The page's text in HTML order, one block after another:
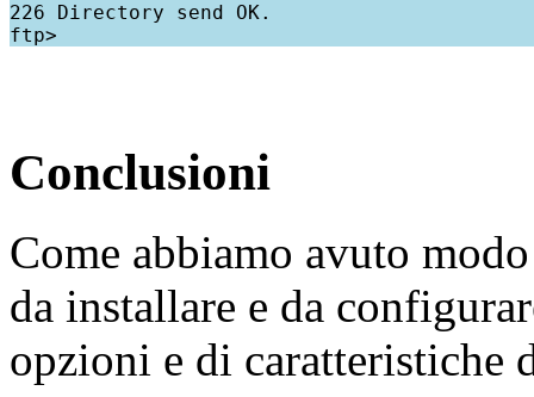
226 Directory send OK.
Conclusioni
Come abbiamo avuto
da installare e da
opzioni e di caratteristiche